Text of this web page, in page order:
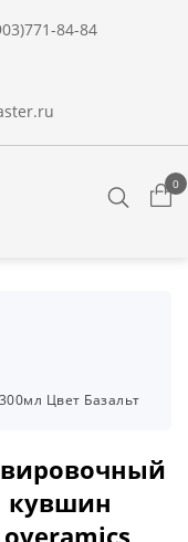
84-84
0
Цвет Базальт
кувшин